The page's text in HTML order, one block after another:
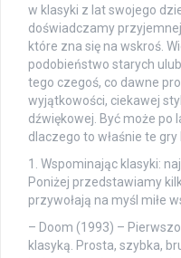
w klasyki z lat swojego
doświadczamy
które zna się na wskroś.
podobieństwo starych
tego czegoś, co dawne
wyjątkowości, ciekawej
dźwiękowej. Być może po
dlaczego to właśnie te gry
1. Wspominając klasyki:
Poniżej przedstawiamy
przywołają na myśl miłe
– Doom (1993) –
klasyką. Prosta, szybka,